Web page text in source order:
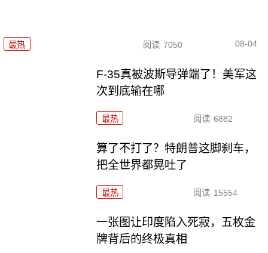
最热 阅读 7050 08-04
F-35真被波斯导弹端了！美军这
次到底输在哪
最热 阅读 6882
算了不打了？特朗普这脚刹车，
把全世界都晃吐了
最热 阅读 15554
一张图让印度陷入死寂，五枚金
牌背后的终极真相